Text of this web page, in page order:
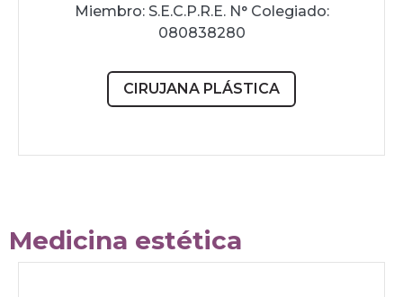
Miembro: S.E.C.P.R.E. N° Colegiado:
080838280
CIRUJANA PLÁSTICA
Medicina estética